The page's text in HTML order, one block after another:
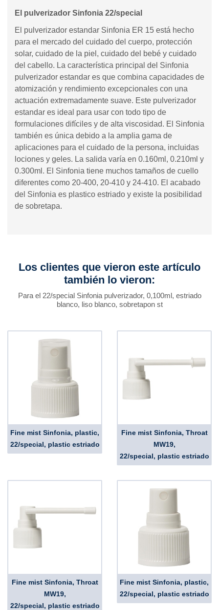
El pulverizador Sinfonia 22/special
El pulverizador estandar Sinfonia ER 15 está hecho
para el mercado del cuidado del cuerpo, protección
solar, cuidado de la piel, cuidado del bebé y cuidado
del cabello. La característica principal del Sinfonia
pulverizador estandar es que combina capacidades de
atomización y rendimiento excepcionales con una
actuación extremadamente suave. Este pulverizador
estandar es ideal para usar con todo tipo de
formulaciones difíciles y de alta viscosidad. El Sinfonia
también es única debido a la amplia gama de
aplicaciones para el cuidado de la persona, incluidas
lociones y geles. La salida varía en 0.160ml, 0.210ml y
0.300ml. El Sinfonia tiene muchos tamaños de cuello
diferentes como 20-400, 20-410 y 24-410. El acabado
del Sinfonia es plastico estriado y existe la posibilidad
de sobretapa.
Los clientes que vieron este artículo
también lo vieron:
Para el 22/special Sinfonia pulverizador, 0,100ml, estriado
blanco, liso blanco, sobretapon st
Fine mist Sinfonia, plastic,
22/special, plastic estriado
Fine mist Sinfonia, Throat
MW19,
22/special, plastic estriado
Fine mist Sinfonia, Throat
MW19,
22/special, plastic estriado
Fine mist Sinfonia, plastic,
22/special, plastic estriado